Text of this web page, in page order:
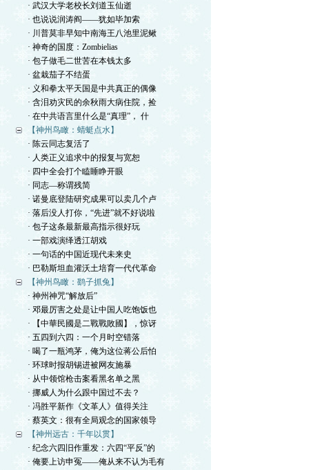
· 武汉大学老校长刘道玉仙逝
· 也说说润涛阎——犹如毕加索
· 川普莫非早知中南海王八池里泥鳅
· 神奇的国度：Zombielias
· 包子做毛二世苦在本钱太多
· 盆栽茄子不结蛋
· 义和拳太平天国是中共真正的偶像
· 含泪劝灾民的余秋雨大病住院，捡
· 在中共语言里什么是“真理”， 什
【神州鸟瞰：蜻蜓点水】
· 陈云同志复活了
· 人类正义追求中的报复与宽恕
· 四中全会打个瞌睡睁开眼
· 同志—称谓残简
· 诺曼底登陆研究成果可以卖几个卢
· 落后没人打你，“先进”就不好说啦
· 包子这条最新最高指示很好玩
· 一部戏演绎透江胡戏
· 一句话的中国近现代未来史
· 巴勒斯坦血灌沃土培育一代代革命
【神州鸟瞰：鹞子抓兔】
· 神州神咒“解放后”
· 邓最厉害之处是让中国人吃饱饭也
· 【中華民國是二戰戰敗國】，惊讶
· 五四到六四：一个月时空错落
· 喝了一瓶鸿茅，俺为这位蒋公后怕
· 环球时报胡锡进被网友施暴
· 从中领馆枪击案看黑名单之黑
· 挪威人为什么跟中国过不去？
· 冯胜平新作《文革人》值得关注
· 蔡英文：很有全局观念的国家领导
【神州远古：千年以贯】
· 纪念六四旧作重发：六四“平反”的
· 俺要上访申冤——俺从来不认为毛有